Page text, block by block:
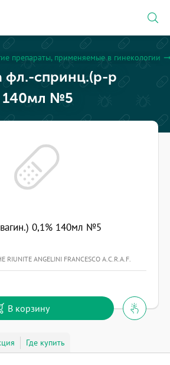
препараты, применяемые в гинекологии
фл.-спринц.(р-р
140мл №5
0,1% 140мл №5
RIUNITE ANGELINI FRANCESCO A.C.R.A.F.
В корзину
Где купить